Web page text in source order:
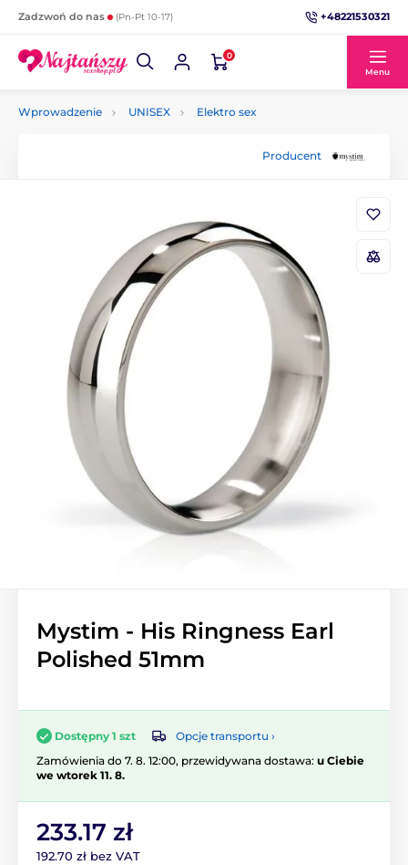
Zadzwoń do nas (Pn-Pt 10-17) +48221530321
0
Menu
Wprowadzenie UNISEX Elektro sex
Producent
Mystim - His Ringness Earl
Polished 51mm
Dostępny 1 szt
Opcje transportu ›
Zamówienia do 7. 8. 12:00, przewidywana dostawa: u Ciebie
we wtorek 11. 8.
233.17 zł
192.70 zł bez VAT